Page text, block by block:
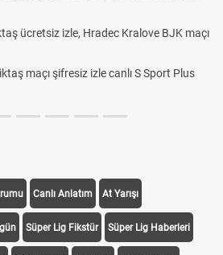
ücretsiz izle, Hradec Kralove BJK maçı
maçı şifresiz izle canlı S Sport Plus
Canlı Anlatım At Yarışı
Süper Lig Fikstür Süper Lig Haberleri